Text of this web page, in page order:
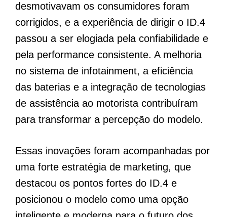
desmotivavam os consumidores foram
corrigidos, e a experiência de dirigir o ID.4
passou a ser elogiada pela confiabilidade e
pela performance consistente. A melhoria
no sistema de infotainment, a eficiência
das baterias e a integração de tecnologias
de assistência ao motorista contribuíram
para transformar a percepção do modelo.
Essas inovações foram acompanhadas por
uma forte estratégia de marketing, que
destacou os pontos fortes do ID.4 e
posicionou o modelo como uma opção